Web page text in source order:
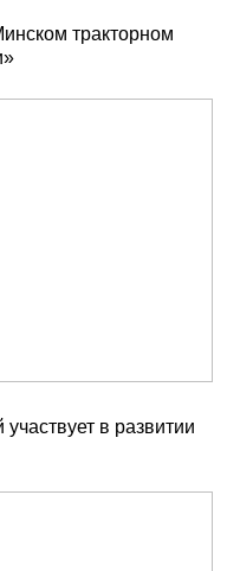
тракторном
в развитии